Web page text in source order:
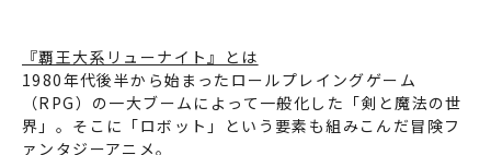
『覇王大系リューナイト』とは
1980年代後半から始まったロールプレイングゲーム
（RPG）の一大ブームによって一般化した「剣と魔法の世
界」。そこに「ロボット」という要素も組みこんだ冒険フ
ァンタジーアニメ。